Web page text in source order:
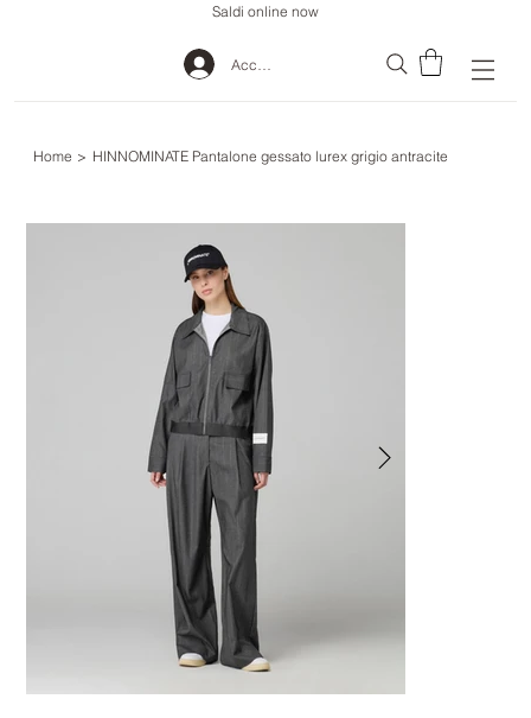
Saldi online now
Accedi
Home > HINNOMINATE Pantalone gessato lurex grigio antracite